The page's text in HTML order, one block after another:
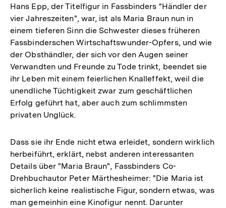
Hans Epp, der Titelfigur in Fassbinders "Händler der
vier Jahreszeiten", war, ist als Maria Braun nun in
einem tieferen Sinn die Schwester dieses früheren
Fassbinderschen Wirtschaftswunder-Opfers, und wie
der Obsthändler, der sich vor den Augen seiner
Verwandten und Freunde zu Tode trinkt, beendet sie
ihr Leben mit einem feierlichen Knalleffekt, weil die
unendliche Tüchtigkeit zwar zum geschäftlichen
Erfolg geführt hat, aber auch zum schlimmsten
privaten Unglück.
Dass sie ihr Ende nicht etwa erleidet, sondern wirklich
herbeiführt, erklärt, nebst anderen interessanten
Details über "Maria Braun", Fassbinders Co-
Drehbuchautor Peter Märthesheimer: "Die Maria ist
sicherlich keine realistische Figur, sondern etwas, was
man gemeinhin eine Kinofigur nennt. Darunter